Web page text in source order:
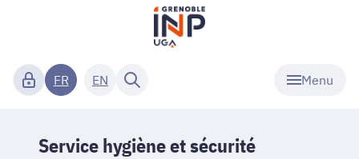
Menu
FR EN
Service hygiène et sécurité